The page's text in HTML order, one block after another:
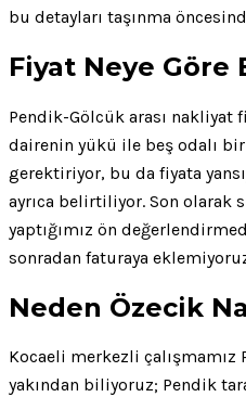
bu detayları taşınma
Fiyat Neye
Pendik-Gölcük arası nakliyat
dairenin yükü ile beş odalı
gerektiriyor, bu da fiyata
ayrıca belirtiliyor. Son olarak
yaptığımız ön
sonradan faturaya
Neden Özecik
Kocaeli merkezli
yakından biliyoruz; Pendik